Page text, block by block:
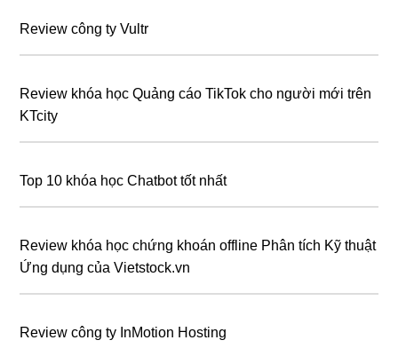
Review công ty Vultr
Review khóa học Quảng cáo TikTok cho người mới trên
KTcity
Top 10 khóa học Chatbot tốt nhất
Review khóa học chứng khoán offline Phân tích Kỹ thuật
Ứng dụng của Vietstock.vn
Review công ty InMotion Hosting